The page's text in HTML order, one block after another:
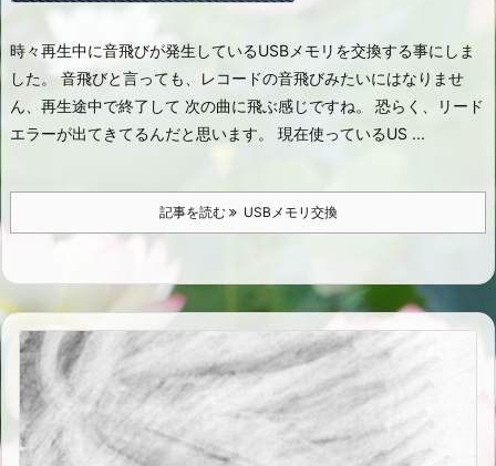
時々再生中に音飛びが発生しているUSBメモリを交換する事にしま
した。 音飛びと言っても、レコードの音飛びみたいにはなりませ
ん、再生途中で終了して 次の曲に飛ぶ感じですね。 恐らく、リード
エラーが出てきてるんだと思います。 現在使っているUS ...
記事を読む USBメモリ交換